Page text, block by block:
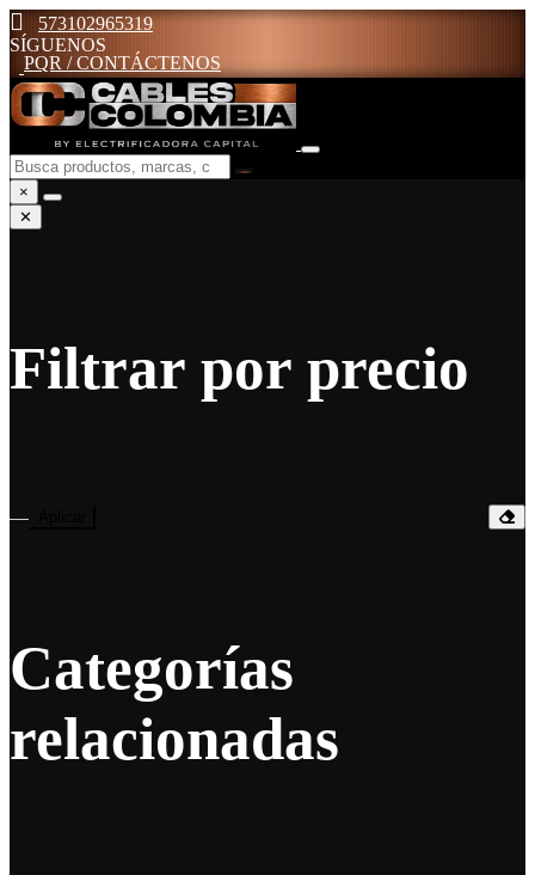
573102965319
SÍGUENOS
PQR / CONTÁCTENOS
×
✕
Filtrar por precio
—
Categorías
relacionadas